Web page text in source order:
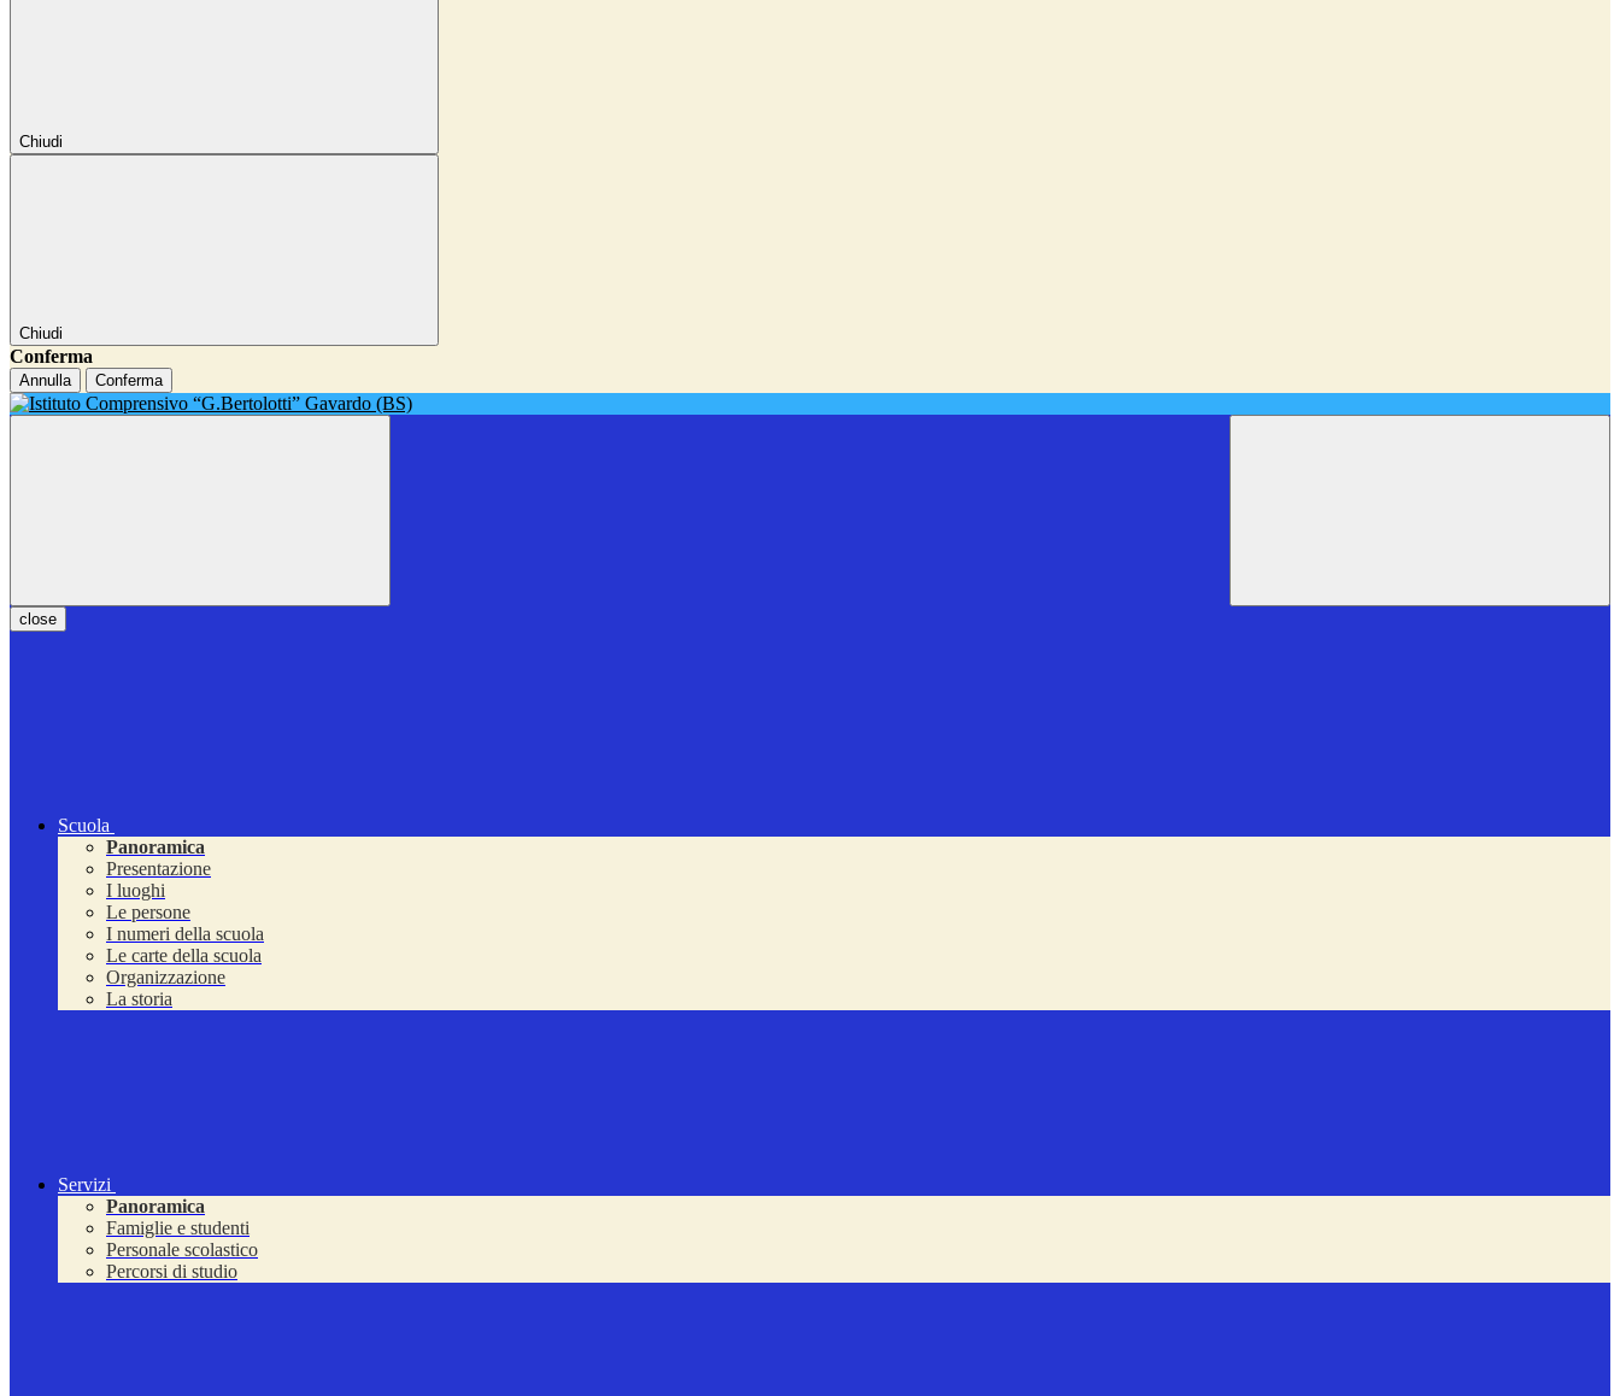
Chiudi
Chiudi
Conferma
Annulla Conferma
close
Scuola
Panoramica
Presentazione
I luoghi
Le persone
I numeri della scuola
Le carte della scuola
Organizzazione
La storia
Servizi
Panoramica
Famiglie e studenti
Personale scolastico
Percorsi di studio